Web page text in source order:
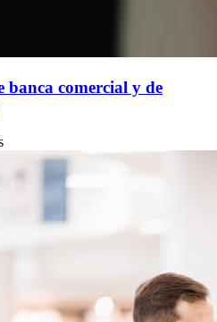
banca comercial y de